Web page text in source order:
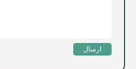
ارسال